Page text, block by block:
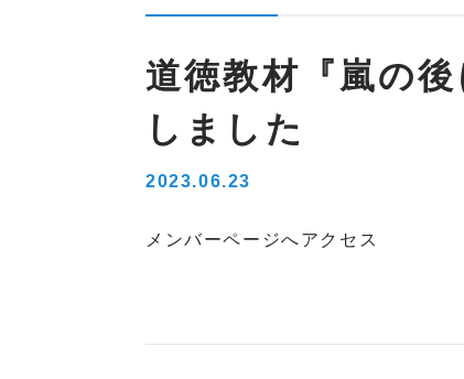
道徳教材『嵐の
しました
2023.06.23
メンバーページへアクセス